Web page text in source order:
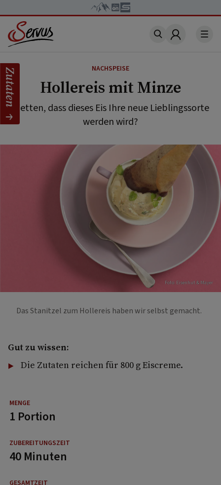
Account
NACHSPEISE
Hollereis mit Minze
Wetten, dass dieses Eis Ihre neue Lieblingssorte
werden wird?
Foto: Eisenhut & Mayer
Das Stanitzel zum Hollereis haben wir selbst gemacht.
Gut zu wissen:
Die Zutaten reichen für 800 g Eiscreme.
1 Portion
40 Minuten
Zutaten